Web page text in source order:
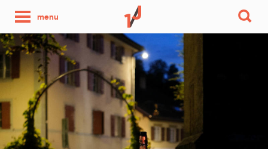
menu
photo
par
jour